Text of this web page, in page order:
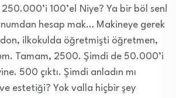
100’e! Niye? Ya bir böl sen!
hesap mak… Makineye gerek
ilkokulda öğretmişti öğretmen,
Tamam, 2500. Şimdi de 50.000’i
500 çıktı. Şimdi anladın mı
estetiği? Yok valla hiçbir şey